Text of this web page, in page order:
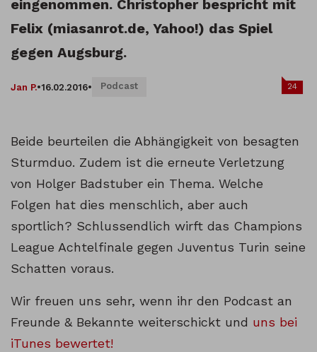
eingenommen. Christopher bespricht mit
Felix (miasanrot.de, Yahoo!) das Spiel
gegen Augsburg.
Jan P.•16.02.2016• Podcast 24
Beide beurteilen die Abhängigkeit von besagten
Sturmduo. Zudem ist die erneute Verletzung
von Holger Badstuber ein Thema. Welche
Folgen hat dies menschlich, aber auch
sportlich? Schlussendlich wirft das Champions
League Achtelfinale gegen Juventus Turin seine
Schatten voraus.
Wir freuen uns sehr, wenn ihr den Podcast an
Freunde & Bekannte weiterschickt und uns bei
iTunes bewertet!